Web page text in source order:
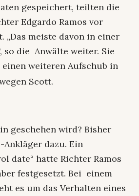
gespeichert, teilten die
Edgardo Ramos vor
„Das meiste davon in einer
so die Anwälte weiter. Sie
weiteren Aufschub in
Scott.
geschehen wird? Bisher
Ankläger dazu. Ein
date“ hatte Richter Ramos
festgesetzt. Bei einem
es um das Verhalten eines